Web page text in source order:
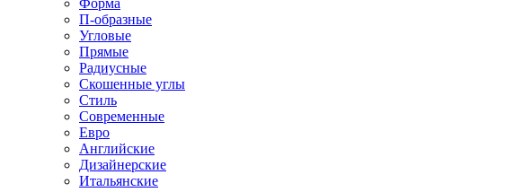
П-образные
Угловые
Прямые
Радиусные
Скошенные углы
Стиль
Современные
Евро
Английские
Дизайнерские
Итальянские